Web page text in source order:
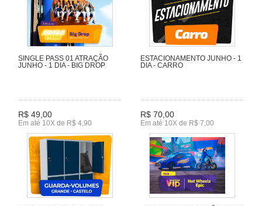
SINGLE PASS 01 ATRAÇÃO
JUNHO - 1 DIA - BIG DROP
R$ 49,00
Em até 10X de R$ 4,90
ESTACIONAMENTO JUNHO - 1
DIA - CARRO
R$ 70,00
Em até 10X de R$ 7,00